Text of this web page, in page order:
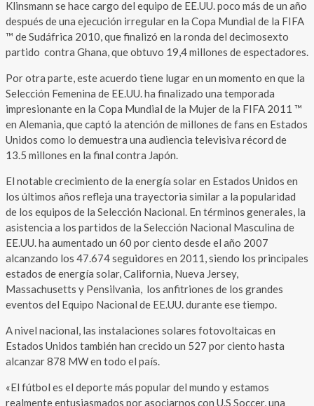
Klinsmann se hace cargo del equipo de EE.UU. poco más de un año
después de una ejecución irregular en la Copa Mundial de la FIFA
™ de Sudáfrica 2010, que finalizó en la ronda del decimosexto
partido contra Ghana, que obtuvo 19,4 millones de espectadores.
Por otra parte, este acuerdo tiene lugar en un momento en que la
Selección Femenina de EE.UU. ha finalizado una temporada
impresionante en la Copa Mundial de la Mujer de la FIFA 2011 ™
en Alemania, que captó la atención de millones de fans en Estados
Unidos como lo demuestra una audiencia televisiva récord de
13.5 millones en la final contra Japón.
El notable crecimiento de la energía solar en Estados Unidos en
los últimos años refleja una trayectoria similar a la popularidad
de los equipos de la Selección Nacional. En términos generales, la
asistencia a los partidos de la Selección Nacional Masculina de
EE.UU. ha aumentado un 60 por ciento desde el año 2007
alcanzando los 47.674 seguidores en 2011, siendo los principales
estados de energía solar, California, Nueva Jersey,
Massachusetts y Pensilvania, los anfitriones de los grandes
eventos del Equipo Nacional de EE.UU. durante ese tiempo.
A nivel nacional, las instalaciones solares fotovoltaicas en
Estados Unidos también han crecido un 527 por ciento hasta
alcanzar 878 MW en todo el país.
«El fútbol es el deporte más popular del mundo y estamos
realmente entusiasmados por asociarnos con U.S Soccer, una